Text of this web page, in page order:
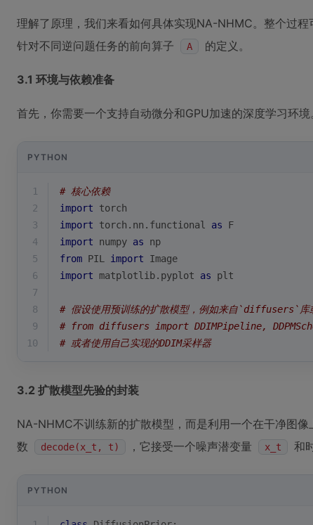
理解了原理，我们来看如何具体实现NA-NHMC。整个过
针对不同逆问题任务的前向算子
A 的定义。
3.1 环境与依赖准备
首先，你需要一个支持自动微分和GPU加速的深度学习环
PYTHON
1
# 核心依赖
2
import torch
3
import torch.nn.functional as F
4
import numpy as np
5
from PIL import Image
6
import matplotlib.pyplot as plt
7
8
# 假设使用预训练的扩散模型，例如来自`diffusers`库
9
# from diffusers import DDIMPipeline,
10
# 或者使用自己实现的DDIM采样器
3.2 扩散模型先验的封装
NA-NHMC不训练新的扩散模型，而是利用一个在干净图
数
decode(x_t, t) ，它接受一个噪声潜变量 x_t 和
PYTHON